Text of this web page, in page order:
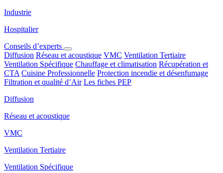
Industrie
Hospitalier
Conseils d’experts
Diffusion Réseau et acoustique VMC Ventilation Tertiaire
Ventilation Spécifique Chauffage et climatisation Récupération et
CTA Cuisine Professionnelle Protection incendie et désenfumage
Filtration et qualité d’Air Les fiches PEP
Diffusion
Réseau et acoustique
VMC
Ventilation Tertiaire
Ventilation Spécifique